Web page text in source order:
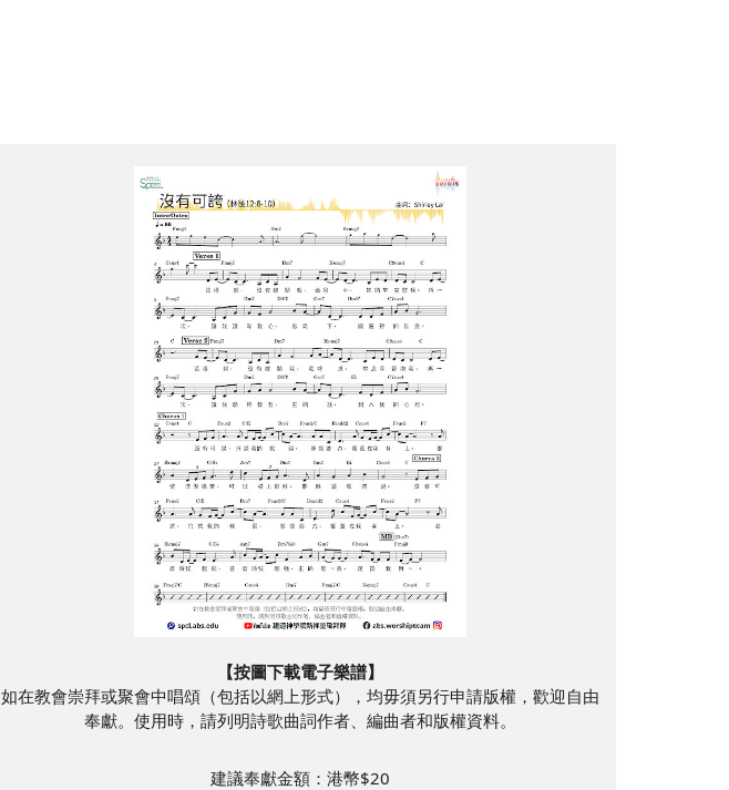
【按圖下載電子樂譜】
如在教會崇拜或聚會中唱頌（包括以網上形式），均毋須另行申請版權，歡迎自由
奉獻。使用時，請列明詩歌曲詞作者、編曲者和版權資料。
建議奉獻金額：港幣$20